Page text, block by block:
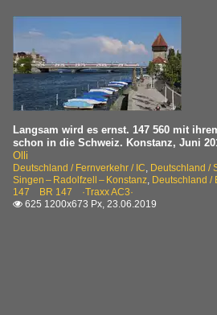
Langsam wird es ernst. 147 560 mit
schon in die Schweiz. Konstanz, Juni
Olli
Deutschland / Fernverkehr / IC, Deutschland /
Singen – Radolfzell – Konstanz, Deutschland /
147 BR 147 ·Traxx AC3·
 625 1200x673 Px, 23.06.2019